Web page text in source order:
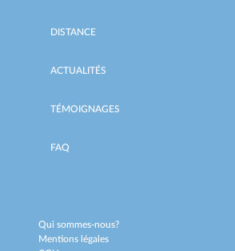
DISTANCE
ACTUALITÉS
TÉMOIGNAGES
FAQ
Qui sommes-nous?
Mentions légales